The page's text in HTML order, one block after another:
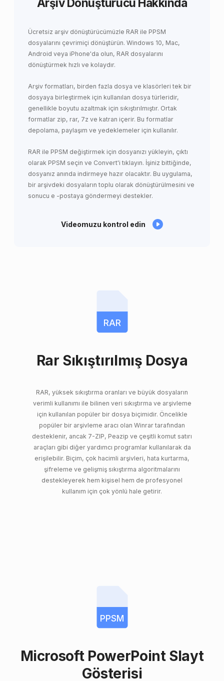
Arşiv Dönüştürücü Hakkında
Ücretsiz arşiv dönüştürücümüzle RAR ile PPSM
dosyalarını çevrimiçi dönüştürün. Windows 10, Mac,
Android veya iPhone'da olun, RAR dosyalarını
dönüştürmek hızlı ve kolaydır.
Arşiv formatları, birden fazla dosya ve klasörleri tek bir
dosyaya birleştirmek için kullanılan dosya türleridir,
genellikle boyutu azaltmak için sıkıştırılmıştır. Ortak
formatlar zip, rar, 7z ve katran içerir. Bu formatlar
depolama, paylaşım ve yedeklemeler için kullanılır.
RAR ile PPSM değiştirmek için dosyanızı yükleyin, çıktı
olarak PPSM seçin ve Convert'i tıklayın. İşiniz bittiğinde,
dosyanız anında indirmeye hazır olacaktır. Bu uygulama,
bir arşivdeki dosyaların toplu olarak dönüştürülmesini ve
sonucu e -postaya göndermeyi destekler.
Videomuzu kontrol edin
RAR
Rar Sıkıştırılmış Dosya
RAR, yüksek sıkıştırma oranları ve büyük dosyaların
verimli kullanımı ile bilinen veri sıkıştırma ve arşivleme
için kullanılan popüler bir dosya biçimidir. Öncelikle
popüler bir arşivleme aracı olan Winrar tarafından
desteklenir, ancak 7-ZIP, Peazip ve çeşitli komut satırı
araçları gibi diğer yardımcı programlar kullanılarak da
erişilebilir. Biçim, çok hacimli arşivleri, hata kurtarma,
şifreleme ve gelişmiş sıkıştırma algoritmalarını
destekleyerek hem kişisel hem de profesyonel
kullanım için çok yönlü hale getirir.
PPSM
Microsoft PowerPoint Slayt
Gösterisi